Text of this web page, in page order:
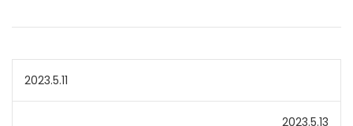
投
稿
2023.5.11
2023.5.13